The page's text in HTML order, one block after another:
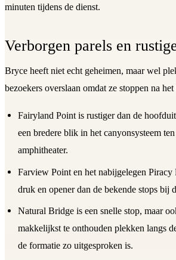
minuten tijdens de dienst.
Verborgen parels en
Bryce heeft niet echt geheimen, maar wel
bezoekers overslaan omdat ze stoppen na
Fairyland Point is rustiger dan de
een bredere blik in het canyonsysteem
amphitheater.
Farview Point en het nabijgelegen
druk en opener dan de bekende stops bij
Natural Bridge is een snelle stop, maar
makkelijkst te onthouden plekken langs
de formatie zo uitgesproken is.